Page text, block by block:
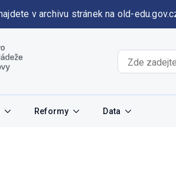
v archivu stránek na old-
Reformy Data